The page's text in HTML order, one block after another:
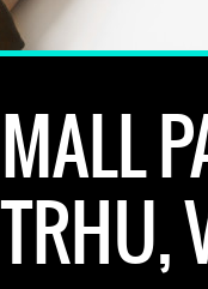
MALL
TRHU,